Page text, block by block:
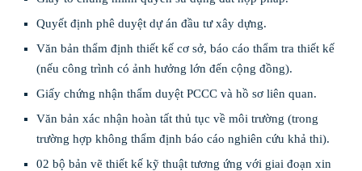
Quyết định phê duyệt dự án đầu tư xây dựng.
Văn bản thẩm định thiết kế cơ sở, báo cáo thẩm tra thiết kế
(nếu công trình có ảnh hưởng lớn đến cộng đồng).
Giấy chứng nhận thẩm duyệt PCCC và hồ sơ liên quan.
Văn bản xác nhận hoàn tất thủ tục về môi trường (trong
trường hợp không thẩm định báo cáo nghiên cứu khả thi).
02 bộ bản vẽ thiết kế kỹ thuật tương ứng với giai đoạn xin